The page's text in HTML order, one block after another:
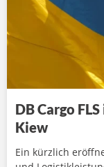
DB Cargo
Kiew
Ein kürzlich